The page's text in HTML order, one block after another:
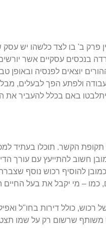
פרק ב' בו לצד כלשהו יש עסק
בנכסים עסקיים אשר
יוצאים לפנסיה ובאופן
ולפתע הפך לבעלים,
באם בכלל להעביר את
הקשר. תוכלו בעתיד
חשוב להתייעץ עם עורך
להוסיף רכוש נוסף
כמו – מי יקבל את בעל
כולל דירות בחו"ל
משותף שרשום רק על שמו